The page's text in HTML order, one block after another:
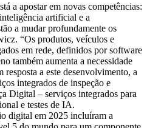
a apostar em novas competências:
artificial e a
a mudar profundamente os
“Os produtos, veículos e
em rede, definidos por software
também aumenta a necessidade
a este desenvolvimento, a
integrados de inspeção e
Digital – serviços integrados para
e testes de IA.
digital em 2025 incluíram a